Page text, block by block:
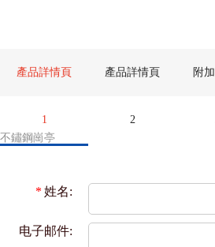
產品詳情頁
1
產品詳情頁
2
附
不鏽鋼崗亭
* 姓名:
电子邮件: